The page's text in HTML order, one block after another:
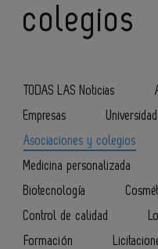
colegios
TODAS LAS Noticias
Empresas
Universidad
Asociaciones y colegios
Medicina personalizada
Biotecnología
Control de calidad
Formación